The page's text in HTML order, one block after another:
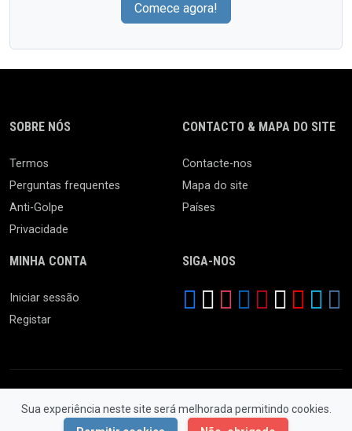
Comece agora!
Sua experiência neste site será melhorada permitindo cookies.
SOBRE NÓS
Termos
Perguntas frequentes
Anti-Golpe
Privacidade
CONTACTO & MAPA DO SITE
Contacte-nos
Mapa do site
Países
MINHA CONTA
Iniciar sessão
Registar
SIGA-NOS
© 2026 Ferro Velho. Todos os Direitos Reservados.